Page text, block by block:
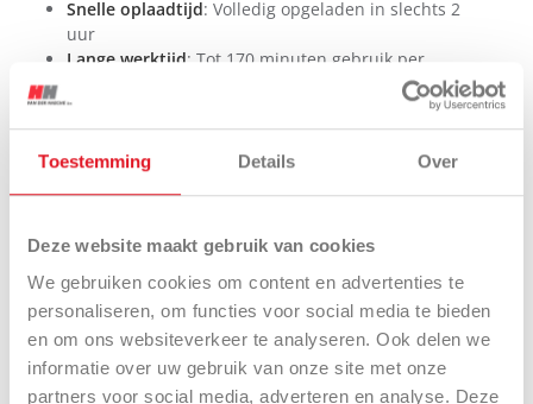
Toestemming Details Over
Deze website maakt gebruik van cookies
We gebruiken cookies om content en advertenties te
personaliseren, om functies voor social media te bieden
en om ons websiteverkeer te analyseren. Ook delen we
informatie over uw gebruik van onze site met onze
partners voor social media, adverteren en analyse. Deze
Snelle oplaadtijd: Volledig opgeladen in slechts 2
uur
Lange werktijd: Tot 170 minuten gebruik per
Ruime capaciteit
: 16-liter reservoir voor efficiënt
werken
Praktisch ontwerp
: Spiraalslang en grote
INTERACTIES
Zoek een dealer Adviesaanvraag